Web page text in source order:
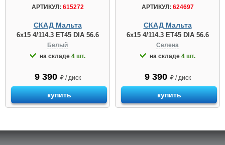
АРТИКУЛ: 615272
СКАД Мальта
6x15 4/114.3 ET45 DIA 56.6
Белый
на складе 4 шт.
9 390 ₽ / диск
купить
АРТИКУЛ: 624697
СКАД Мальта
6x15 4/114.3 ET45 DIA 56.6
Селена
на складе 4 шт.
9 390 ₽ / диск
купить